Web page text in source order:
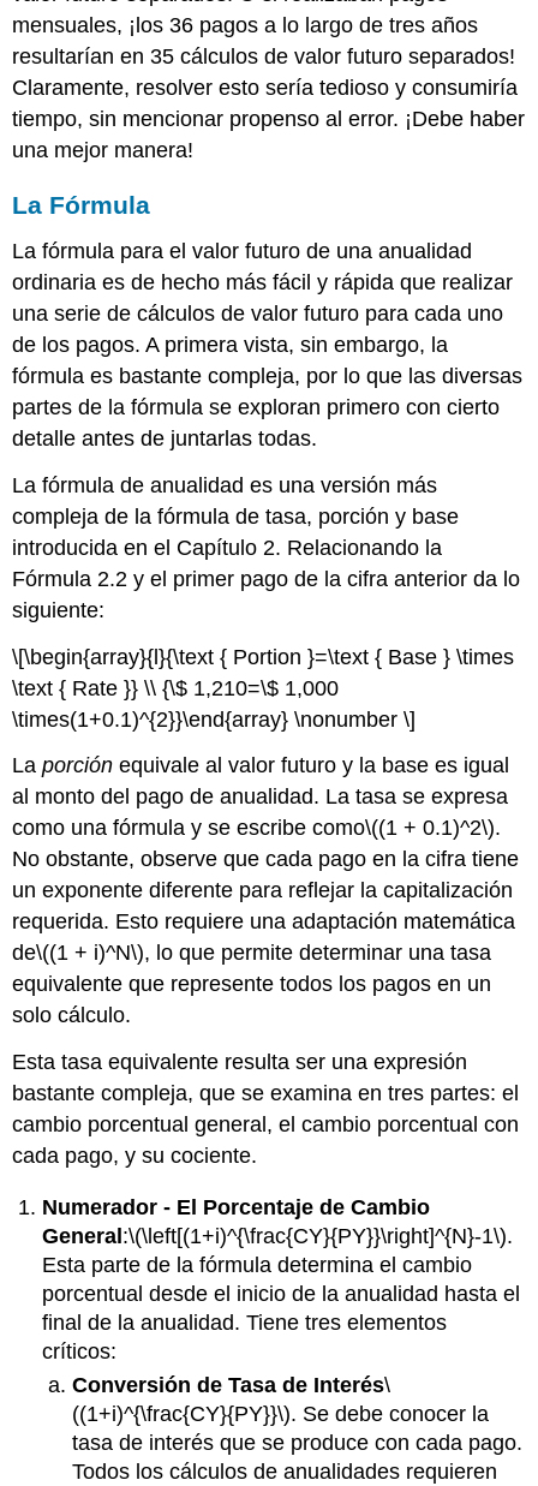
mensuales, ¡los 36 pagos a lo largo de tres años
resultarían en 35 cálculos de valor futuro separados!
Claramente, resolver esto sería tedioso y consumiría
tiempo, sin mencionar propenso al error. ¡Debe haber
una mejor manera!
La Fórmula
La fórmula para el valor futuro de una anualidad
ordinaria es de hecho más fácil y rápida que realizar
una serie de cálculos de valor futuro para cada uno
de los pagos. A primera vista, sin embargo, la
fórmula es bastante compleja, por lo que las diversas
partes de la fórmula se exploran primero con cierto
detalle antes de juntarlas todas.
La fórmula de anualidad es una versión más
compleja de la fórmula de tasa, porción y base
introducida en el Capítulo 2. Relacionando la
Fórmula 2.2 y el primer pago de la cifra anterior da lo
siguiente:
\[\begin{array}{l}{\text { Portion }=\text { Base } \times
\text { Rate }} \\ {\$ 1,210=\$ 1,000
\times(1+0.1)^{2}}\end{array} \nonumber \]
Laporción equivale al valor futuro y la base es igual
al monto del pago de anualidad. La tasa se expresa
como una fórmula y se escribe como\((1 + 0.1)^2\).
No obstante, observe que cada pago en la cifra tiene
un exponente diferente para reflejar la capitalización
requerida. Esto requiere una adaptación matemática
de\((1 + i)^N\), lo que permite determinar una tasa
equivalente que represente todos los pagos en un
solo cálculo.
Esta tasa equivalente resulta ser una expresión
bastante compleja, que se examina en tres partes: el
cambio porcentual general, el cambio porcentual con
cada pago, y su cociente.
Numerador - El Porcentaje de Cambio
General:\(\left[(1+i)^{\frac{CY}{PY}}\right]^{N}-1\).
Esta parte de la fórmula determina el cambio
porcentual desde el inicio de la anualidad hasta el
final de la anualidad. Tiene tres elementos
críticos:
Conversión de Tasa de Interés\
((1+i)^{\frac{CY}{PY}}\). Se debe conocer la
tasa de interés que se produce con cada pago.
Todos los cálculos de anualidades requieren